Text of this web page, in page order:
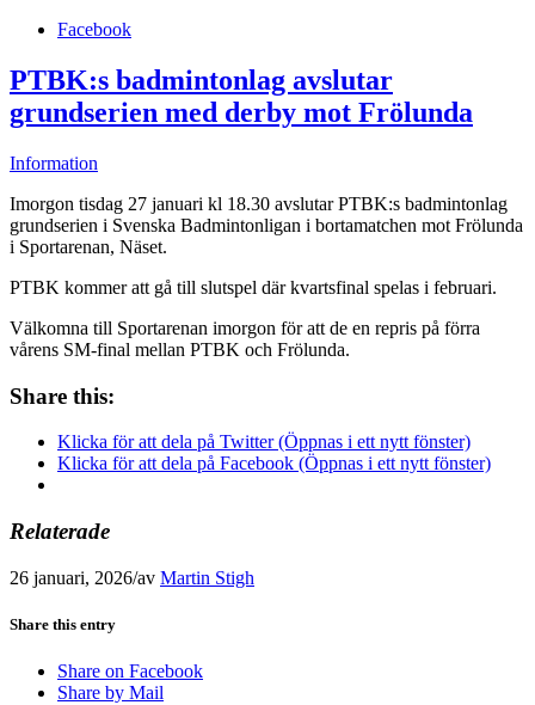
Facebook
PTBK:s badmintonlag avslutar
grundserien med derby mot Frölunda
Information
Imorgon tisdag 27 januari kl 18.30 avslutar PTBK:s badmintonlag
grundserien i Svenska Badmintonligan i bortamatchen mot Frölunda
i Sportarenan, Näset.
PTBK kommer att gå till slutspel där kvartsfinal spelas i februari.
Välkomna till Sportarenan imorgon för att de en repris på förra
vårens SM-final mellan PTBK och Frölunda.
Share this:
Klicka för att dela på Twitter (Öppnas i ett nytt fönster)
Klicka för att dela på Facebook (Öppnas i ett nytt fönster)
Relaterade
26 januari, 2026/av Martin Stigh
Share this entry
Share on Facebook
Share by Mail